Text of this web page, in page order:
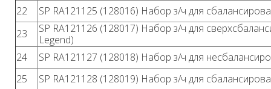
22
SP RA121125 (128016) Набор з/ч для
23
SP RA121126 (128017) Набор з/ч для
Legend)
24
SP RA121127 (128018) Набор з/ч для
25
SP RA121128 (128019) Набор з/ч для